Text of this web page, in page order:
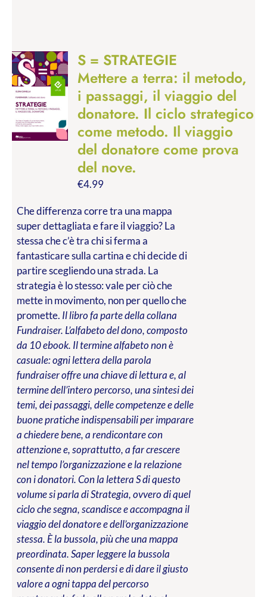
S = STRATEGIE
Mettere a terra: il metodo,
i passaggi, il viaggio del
donatore. Il ciclo strategico
come metodo. Il viaggio
del donatore come prova
del nove.
€4.99
Che differenza corre tra una mappa
super dettagliata e fare il viaggio? La
stessa che c’è tra chi si ferma a
fantasticare sulla cartina e chi decide di
partire scegliendo una strada. La
strategia è lo stesso: vale per ciò che
mette in movimento, non per quello che
promette. Il libro fa parte della collana
Fundraiser. L’alfabeto del dono, composto
da 10 ebook. Il termine alfabeto non è
casuale: ogni lettera della parola
fundraiser offre una chiave di lettura e, al
termine dell’intero percorso, una sintesi dei
temi, dei passaggi, delle competenze e delle
buone pratiche indispensabili per imparare
a chiedere bene, a rendicontare con
attenzione e, soprattutto, a far crescere
nel tempo l’organizzazione e la relazione
con i donatori. Con la lettera S di questo
volume si parla di Strategia, ovvero di quel
ciclo che segna, scandisce e accompagna il
viaggio del donatore e dell’organizzazione
stessa. È la bussola, più che una mappa
preordinata. Saper leggere la bussola
consente di non perdersi e di dare il giusto
valore a ogni tappa del percorso